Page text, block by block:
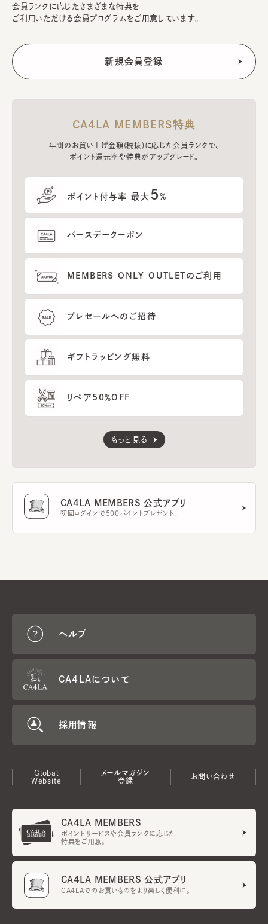
会員ランクに応じたさまざまな特典を
ご利用いただける会員プログラムをご用意しています。
CA4LA MEMBERS特典
年間のお買い上げ金額(税抜)に応じた会員ランクで、
ポイント還元率や特典がアップグレード。
ポイント付与率 最大 5%
バースデークーポン
MEMBERS ONLY OUTLETのご利用
プレセールへのご招待
ギフトラッピング無料
リペア50％OFF
もっと見る
CA4LA MEMBERS 公式アプリ
初回ログインで500ポイントプレゼント！
ヘルプ
CA4LAについて
採用情報
Global
Website
メールマガジン
登録
お問い合わせ
CA4LA MEMBERS
ポイントサービスや会員ランクに応じた
特典をご用意。
CA4LA MEMBERS 公式アプリ
CA4LAでのお買いものをより楽しく便利に。